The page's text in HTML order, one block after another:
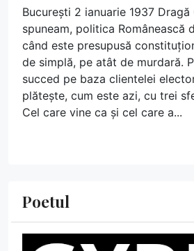
București 2 ianuarie 1937
spuneam, politica Românească
când este presupusă
de simplă, pe atât de murdară.
succed pe baza clientelei
plătește, cum este azi, cu trei
Cel care vine ca și cel care a...
Poetul